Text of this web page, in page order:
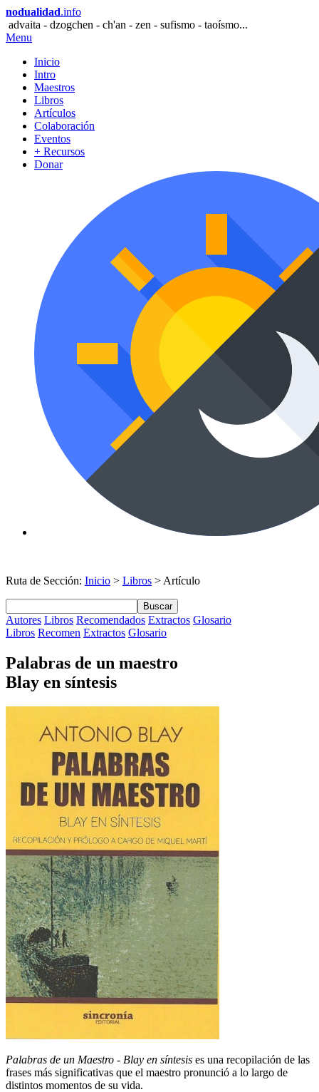
nodualidad.info
advaita - dzogchen - ch'an - zen - sufismo - taoísmo...
Menu
Inicio
Intro
Maestros
Libros
Artículos
Colaboración
Eventos
+ Recursos
Donar
Ruta de Sección: Inicio > Libros > Artículo
Buscar
Autores Libros Recomendados Extractos Glosario
Libros Recomen Extractos Glosario
Palabras de un maestro
Blay en síntesis
Palabras de un Maestro - Blay en síntesis es una recopilación de las
frases más significativas que el maestro pronunció a lo largo de
distintos momentos de su vida.